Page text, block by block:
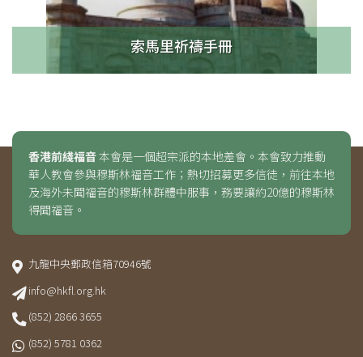
索馬里祈禱手冊
香港前綫福音本會是一個超宗派的本地差會。本會致力推動
華人教會參與穆斯林福音工作；熱切招募更多信徒，前往本地
及海外未聞福音的穆斯林群體中服事，務要讓約20億的穆斯林
得聞福音。
九龍中央郵政信箱70946號
info@hkfl.org.hk
(852) 2866 3655
(852) 5781 0362